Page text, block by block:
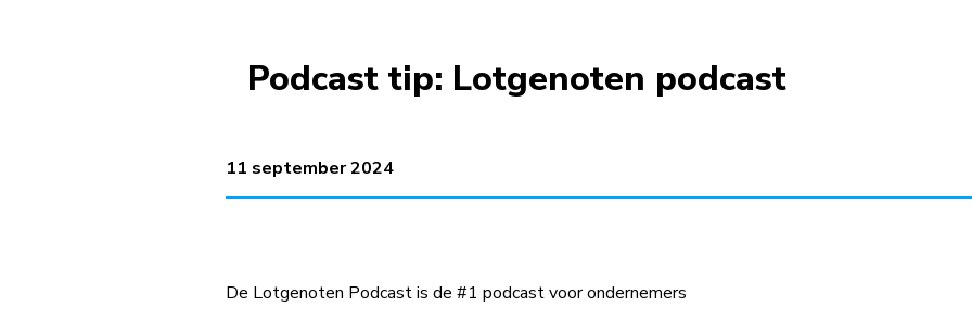
Podcast tip: Lotgenoten podcast
11 september 2024
De Lotgenoten Podcast is de #1 podcast voor ondernemers